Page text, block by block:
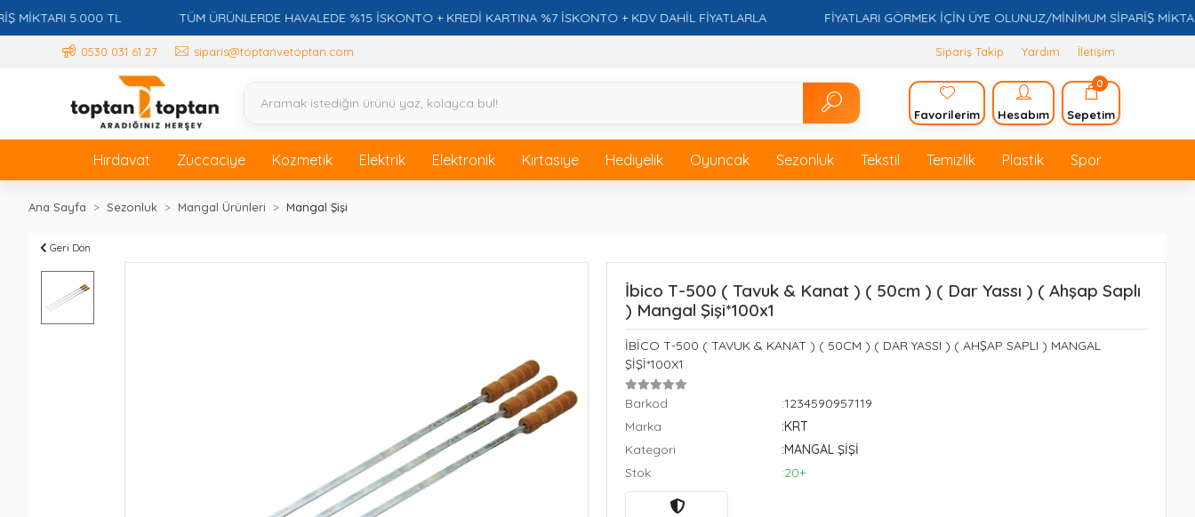
5.000 TL TÜM ÜRÜNLERDE HAVALEDE %15 İSKONTO + KREDİ KARTINA %7 İSKONTO + KDV DAHİL FİYATLARLA FİYATLARI GÖRMEK İÇİN ÜYE OLUNUZ/MİNİMUM SİPARİŞ MİKTARI
0530 031 61 27 siparis@toptanvetoptan.com Sipariş Takip Yardım İletişim
Favorilerim Hesabım
0
Sepetim
Hırdavat Züccaciye Kozmetik Elektrik Elektronik Kırtasiye Hediyelik Oyuncak Sezonluk Tekstil Temizlik Plastik Spor
Ana Sayfa Sezonluk Mangal Ürünleri Mangal Şişi
Geri Dön
İbico T-500 ( Tavuk & Kanat ) ( 50cm ) ( Dar Yassı ) ( Ahşap Saplı
) Mangal Şişi*100x1
İBİCO T-500 ( TAVUK & KANAT ) ( 50CM ) ( DAR YASSI ) ( AHŞAP SAPLI ) MANGAL
ŞİŞİ*100X1
Barkod
:1234590957119
Marka
:KRT
Kategori
:MANGAL ŞİŞİ
Stok
:20+